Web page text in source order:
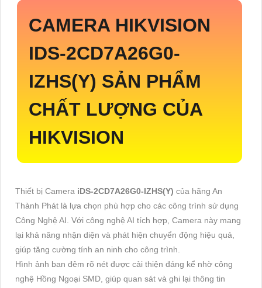
CAMERA HIKVISION
IDS-2CD7A26G0-
IZHS(Y) SẢN PHẨM
CHẤT LƯỢNG CỦA
HIKVISION
Thiết bị Camera iDS-2CD7A26G0-IZHS(Y) của hãng An
Thành Phát là lựa chọn phù hợp cho các công trình sử dụng
Công Nghệ AI. Với công nghệ AI tích hợp, Camera này mang
lại khả năng nhận diện và phát hiện chuyển động hiệu quả,
giúp tăng cường tính an ninh cho công trình.
Hình ảnh ban đêm rõ nét được cải thiện đáng kể nhờ công
nghệ Hồng Ngoại SMD, giúp quan sát và ghi lại thông tin